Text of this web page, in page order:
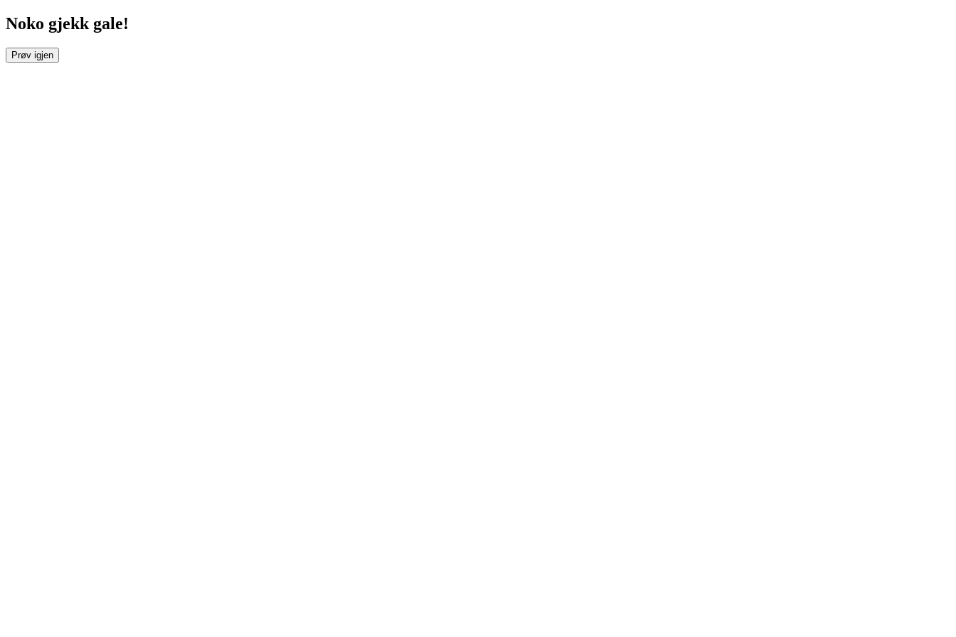
Noko gjekk gale!
Prøv igjen